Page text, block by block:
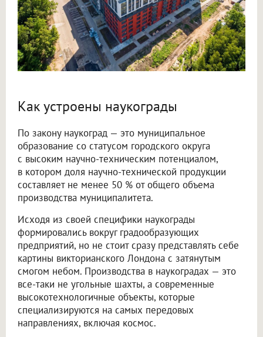
Как устроены наукограды
По закону наукоград — это муниципальное
образование со статусом городского округа
с высоким научно-техническим потенциалом,
в котором доля научно-технической продукции
составляет не менее 50 % от общего объема
производства муниципалитета.
Исходя из своей специфики наукограды
формировались вокруг градообразующих
предприятий, но не стоит сразу представлять себе
картины викторианского Лондона с затянутым
смогом небом. Производства в наукоградах — это
все-таки не угольные шахты, а современные
высокотехнологичные объекты, которые
специализируются на самых передовых
направлениях, включая космос.